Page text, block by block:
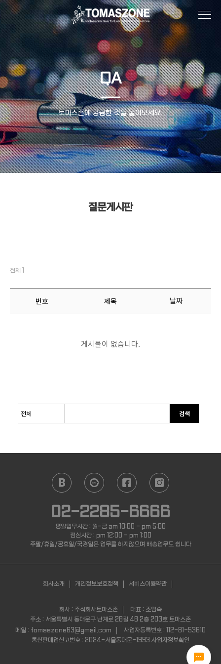
QA
토마스존에 궁금한 것들 물어보세요.
질문게시판
전체 1
번호 제목 날짜
게시물이 없습니다.
검색
02-2285-6666
평일업무시간 : 월-금 am 10:00 - pm 5:00
점심시간 : pm 12:00 - pm 1:00
주말/휴일/공휴일/국경일은 업무를 하지않으며 배송업무도 쉽니다
회사소개 개인정보보호정책
서비스이용약관
회사 : 주식회사토마스존
대표 : 조임숙
주소 : 서울특별시 동대문구 난계로 28길 48 2층 203호 토마스존
메일 : tomaszone63@gmail.com
사업자등록번호 : 112-81-53610
통신판매업신고번호 : 2024-서울동대문-1993 사업자정보확인